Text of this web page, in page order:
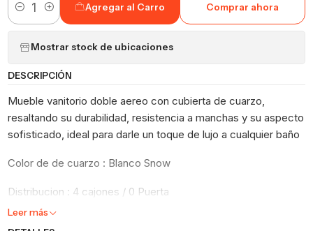
Cantidad
Agregar al Carro Comprar ahora
Mostrar stock de ubicaciones
DESCRIPCIÓN
Mueble vanitorio doble aereo con cubierta de cuarzo,
resaltando su durabilidad, resistencia a manchas y su aspecto
sofisticado, ideal para darle un toque de lujo a cualquier baño
Color de de cuarzo : Blanco Snow
Distribucion : 4 cajones / 0 Puerta
Leer más